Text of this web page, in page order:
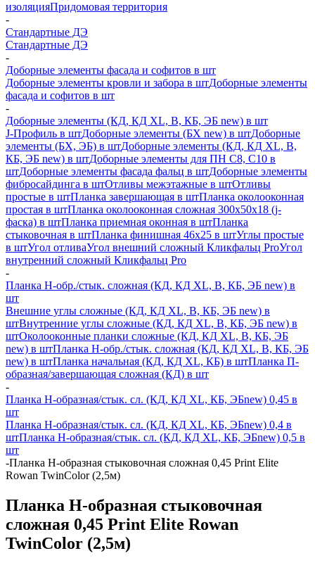
изоляцияПридомовая территория
-
Стандартные ДЭ
Стандартные ДЭ
-
Доборные элементы фасада и софитов в шт
Доборные элементы кровли и забора в штДоборные элементы
фасада и софитов в шт
-
Доборные элементы (КД, КД XL, В, КБ, ЭБ new) в шт
J-Профиль в штДоборные элементы (БХ new) в штДоборные
элементы (БХ, ЭБ) в штДоборные элементы (КД, КД XL, В,
КБ, ЭБ new) в штДоборные элементы для ПН С8, С10 в
штДоборные элементы фасада фальц в штДоборные элементы
фибросайдинга в штОтливы межэтажные в штОтливы
простые в штПланка завершающая в штПланка околооконная
простая в штПланка околооконная сложная 300х50х18 (j-
фаска) в штПланка приемная оконная в штПланка
стыковочная в штПланка финишная 46х25 в штУглы простые
в штУгол отливаУгол внешний сложный Кликфальц ProУгол
внутренний сложный Кликфальц Pro
-
Планка H-обр./стык. сложная (КД, КД XL, В, КБ, ЭБ new) в
шт
Внешние углы сложные (КД, КД XL, В, КБ, ЭБ new) в
штВнутренние углы сложные (КД, КД XL, В, КБ, ЭБ new) в
штОколооконные планки сложные (КД, КД XL, В, КБ, ЭБ
new) в штПланка H-обр./стык. сложная (КД, КД XL, В, КБ, ЭБ
new) в штПланка начальная (КД, КД XL, КБ) в штПланка П-
образная/завершающая сложная (КД) в шт
-
Планка H-образная/стык. сл. (КД, КД XL, КБ, ЭБnew) 0,45 в
шт
Планка H-образная/стык. сл. (КД, КД XL, КБ, ЭБnew) 0,4 в
штПланка H-образная/стык. сл. (КД, КД XL, КБ, ЭБnew) 0,5 в
шт
-Планка Н-образная стыковочная сложная 0,45 Print Elite
Rowan TwinColor (2,5м)
Планка Н-образная стыковочная
сложная 0,45 Print Elite Rowan
TwinColor (2,5м)